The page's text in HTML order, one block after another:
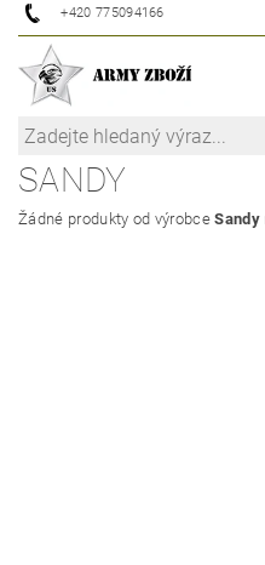
+420 775094166
SANDY
Žádné produkty od výrobceSandy